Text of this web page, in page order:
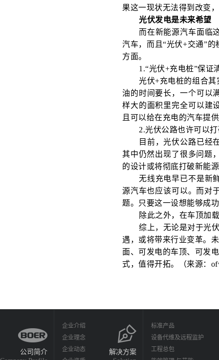
果这一现状无法得到改变
光伏发电是未来希望
而在新能源汽车面临
汽车，而且“光伏+交通”
方面。
1.“光伏+充电桩”保证
光伏+充电桩的组合
油的时间要长，一个可以
样大的面积里完全可以建
且可以给在充电的汽车提
2.光伏公路也许可以
目前，光伏公路已经
其中仍然出现了很多问题
的设计或将彻底打破新能
无线充电早已不是新
源汽车也应该可以。而对
题。只要这一设想能够成
除此之外，在车顶加
综上，无论是对于光
遇，或将带来行业变革。
面、可发电的车顶、可发
式，值得开拓。（来源：
公司简介
企业介绍
企业理念
企业动态
解决方案
标准产品
设备代维及远程监护
工程总包